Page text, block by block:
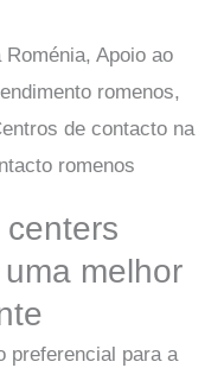
melhor
preferencial para a